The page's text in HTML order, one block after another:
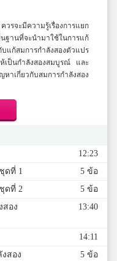
รจะมีความรู้เรื่องการแยก
านที่จะนำมาใช้ในการแก้
แก้สมการกำลังสองตัวแปร
เป็นกำลังสองสมบูรณ์ และ
าเกี่ยวกับสมการกำลังสอง
12:23
ดที่ 1
5 ข้อ
ดที่ 2
5 ข้อ
สอง
13:40
14:11
สอง
5 ข้อ